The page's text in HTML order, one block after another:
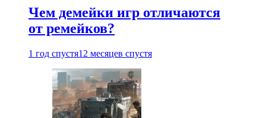
Чем демейки игр отличаются
от ремейков?
1 год спустя12 месяцев спустя